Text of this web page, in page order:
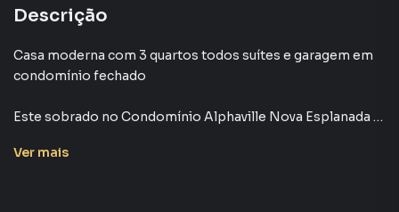
Descrição
Casa moderna com 3 quartos todos suítes e garagem em
condomínio fechado
Este sobrado no Condomínio Alphaville Nova Esplanada 4
área construída de 360,52 m² em um terreno amplo de
Ver mais